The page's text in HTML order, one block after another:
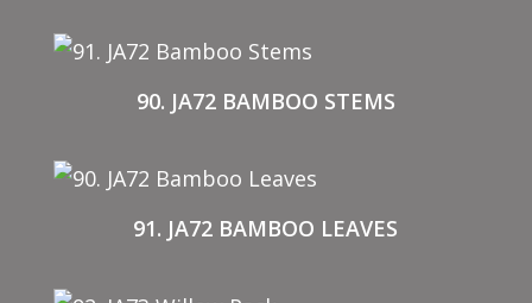
90. JA72 BAMBOO STEMS
91. JA72 BAMBOO LEAVES